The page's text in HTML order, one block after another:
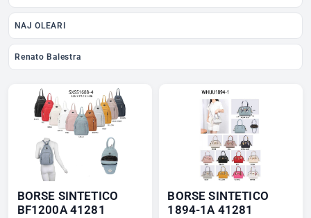
NAJ OLEARI
Renato Balestra
BORSE SINTETICO
BF1200A 41281
BORSE SINTETICO
1894-1A 41281